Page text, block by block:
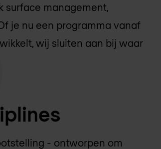
management,
je nu een programma vanaf
wij sluiten aan bij waar
- ontworpen om